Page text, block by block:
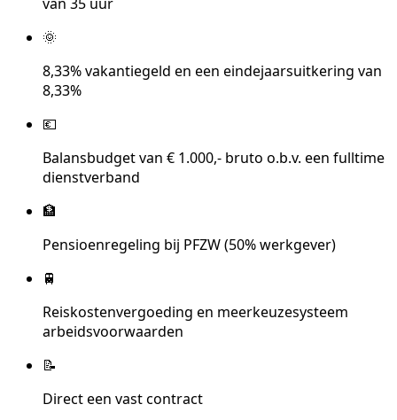
🌞
8,33% vakantiegeld en een eindejaarsuitkering van
8,33%
💶
Balansbudget van € 1.000,- bruto o.b.v. een fulltime
dienstverband
🏦
Pensioenregeling bij PFZW (50% werkgever)
🚆
Reiskostenvergoeding en meerkeuzesysteem
arbeidsvoorwaarden
📝
Direct een vast contract